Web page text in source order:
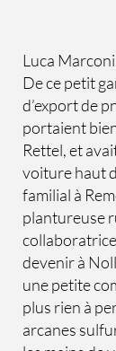
Luca
De ce petit
d’export de
portaient
Rettel, et
voiture haut
familial à
plantureuse
devenir à
une petite
plus rien à
arcanes